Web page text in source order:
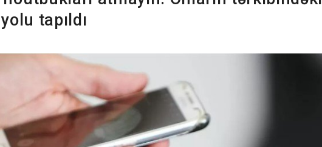
tapıldı